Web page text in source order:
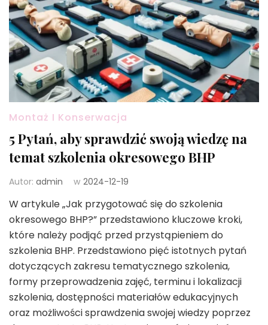
Montaż I Konserwacja
5 Pytań, aby sprawdzić swoją wiedzę na
temat szkolenia okresowego BHP
Autor: admin w 2024-12-19
W artykule „Jak przygotować się do szkolenia
okresowego BHP?” przedstawiono kluczowe kroki,
które należy podjąć przed przystąpieniem do
szkolenia BHP. Przedstawiono pięć istotnych pytań
dotyczących zakresu tematycznego szkolenia,
formy przeprowadzenia zajęć, terminu i lokalizacji
szkolenia, dostępności materiałów edukacyjnych
oraz możliwości sprawdzenia swojej wiedzy poprzez